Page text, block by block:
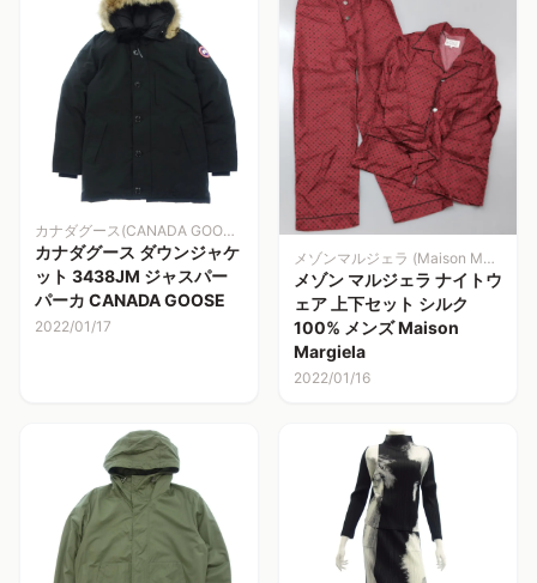
カナダグース(CANADA GOOSE)
カナダグース ダウンジャケ
ット 3438JM ジャスパー
パーカ CANADA GOOSE
2022/01/17
メゾンマルジェラ (Maison Margiela)
メゾン マルジェラ ナイトウ
ェア 上下セット シルク
100% メンズ Maison
Margiela
2022/01/16